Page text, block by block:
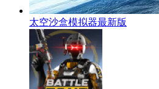
太空沙盒模拟器最新版